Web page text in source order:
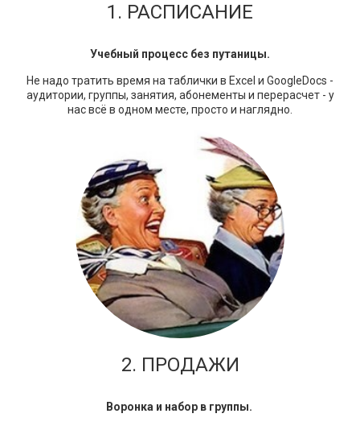
1. РАСПИСАНИЕ
Учебный процесс без путаницы.
Не надо тратить время на таблички в Excel и GoogleDocs -
аудитории, группы, занятия, абонементы и перерасчет - у
нас всё в одном месте, просто и наглядно.
2. ПРОДАЖИ
Воронка и набор в группы.